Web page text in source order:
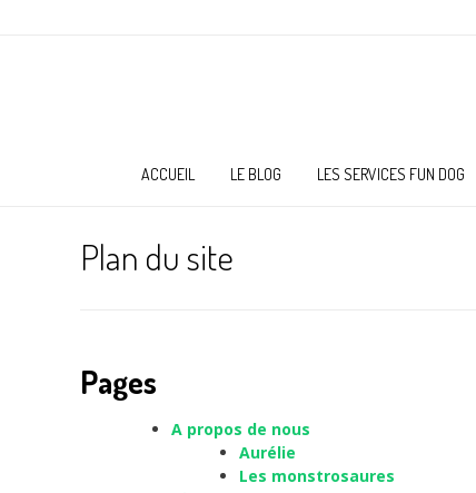
ACCUEIL LE BLOG LES SERVICES FUN DOG
Plan du site
Pages
A propos de nous
Aurélie
Les monstrosaures